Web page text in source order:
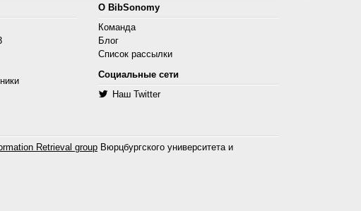
О BibSonomy
Команда
Блог
Список рассылки
Социальные сети
Наш Twitter
Retrieval group Вюрцбургского университета и